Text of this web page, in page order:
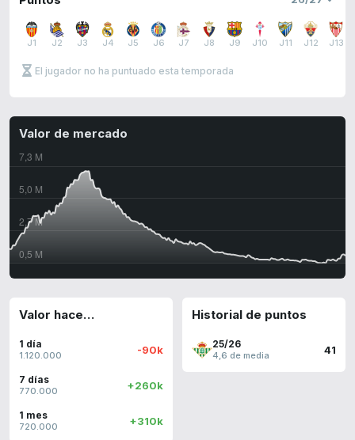
J1 J2 J3 J4 J5 J6 J7 J8 J9 J10 J11 J12 J13
El jugador no ha puntuado esta temporada
Valor de mercado
Valor hace…
1 día
1.120.000 -90k
7 días
770.000 +260k
1 mes
720.000 +310k
Historial de puntos
25/26
4,6 de media 41